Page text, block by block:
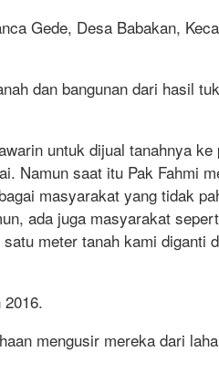
Gede, Desa Babakan,
dan bangunan dari hasil
untuk dijual tanahnya
Namun saat itu Pak Fahmi
masyarakat yang tidak
ada juga masyarakat
meter tanah kami diganti
mengusir mereka dari